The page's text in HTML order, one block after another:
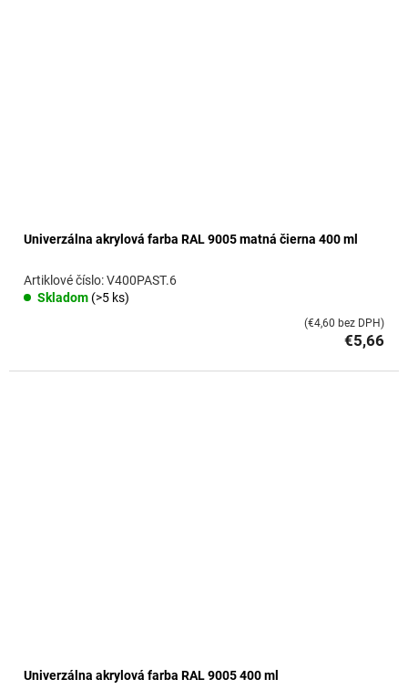
Univerzálna akrylová farba RAL 9005 matná čierna 400 ml
Skladom (>5 ks)
V400PAST.6
€5,66
(€4,60 bez DPH)
Univerzálna akrylová farba RAL 9005 400 ml